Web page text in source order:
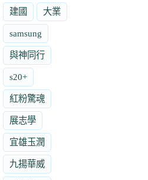
建國 大業
samsung
與神同行
s20+
紅粉驚魂
展志學
宜雄玉潤
九揚華威